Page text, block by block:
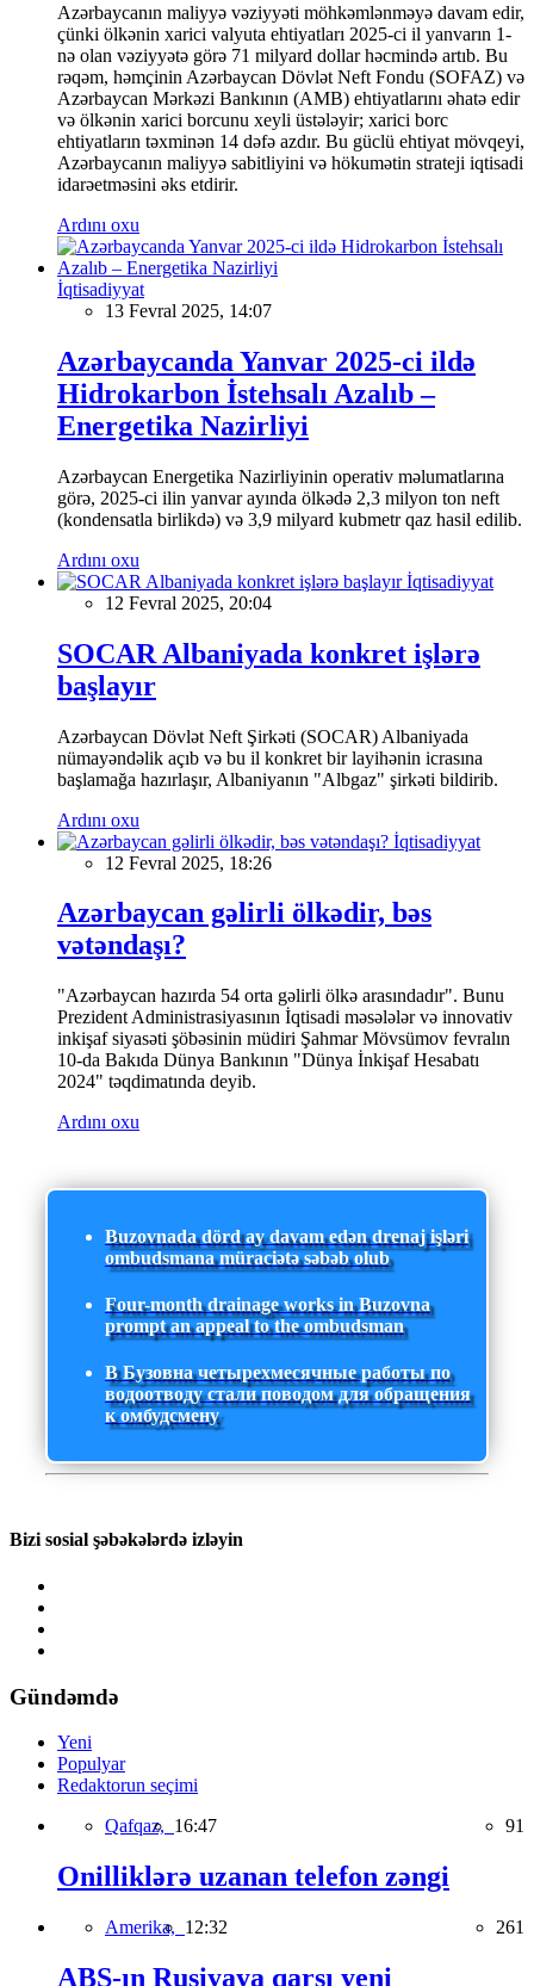
Azərbaycanın maliyyə vəziyyəti möhkəmlənməyə davam edir,
çünki ölkənin xarici valyuta ehtiyatları 2025-ci il yanvarın 1-
nə olan vəziyyətə görə 71 milyard dollar həcmində artıb. Bu
rəqəm, həmçinin Azərbaycan Dövlət Neft Fondu (SOFAZ) və
Azərbaycan Mərkəzi Bankının (AMB) ehtiyatlarını əhatə edir
və ölkənin xarici borcunu xeyli üstələyir; xarici borc
ehtiyatların təxminən 14 dəfə azdır. Bu güclü ehtiyat mövqeyi,
Azərbaycanın maliyyə sabitliyini və hökumətin strateji iqtisadi
idarəetməsini əks etdirir.
Ardını oxu
İqtisadiyyat
13 Fevral 2025, 14:07
Azərbaycanda Yanvar 2025-ci ildə
Hidrokarbon İstehsalı Azalıb –
Energetika Nazirliyi
Azərbaycan Energetika Nazirliyinin operativ məlumatlarına
görə, 2025-ci ilin yanvar ayında ölkədə 2,3 milyon ton neft
(kondensatla birlikdə) və 3,9 milyard kubmetr qaz hasil edilib.
Ardını oxu
İqtisadiyyat
12 Fevral 2025, 20:04
SOCAR Albaniyada konkret işlərə
başlayır
Azərbaycan Dövlət Neft Şirkəti (SOCAR) Albaniyada
nümayəndəlik açıb və bu il konkret bir layihənin icrasına
başlamağa hazırlaşır, Albaniyanın "Albgaz" şirkəti bildirib.
Ardını oxu
İqtisadiyyat
12 Fevral 2025, 18:26
Azərbaycan gəlirli ölkədir, bəs
vətəndaşı?
"Azərbaycan hazırda 54 orta gəlirli ölkə arasındadır". Bunu
Prezident Administrasiyasının İqtisadi məsələlər və innovativ
inkişaf siyasəti şöbəsinin müdiri Şahmar Mövsümov fevralın
10-da Bakıda Dünya Bankının "Dünya İnkişaf Hesabatı
2024" təqdimatında deyib.
Ardını oxu
Buzovnada dörd ay davam edən drenaj işləri
ombudsmana müraciətə səbəb olub
Four-month drainage works in Buzovna
prompt an appeal to the ombudsman
В Бузовна четырехмесячные работы по
водоотводу стали поводом для обращения
к омбудсмену
Bizi sosial şəbəkələrdə izləyin
Gündəmdə
Yeni
Populyar
Redaktorun seçimi
Qafqaz, 16:47 91
Onilliklərə uzanan telefon zəngi
Amerika, 12:32 261
ABŞ-ın Rusiyaya qarşı yeni